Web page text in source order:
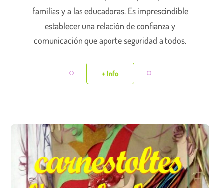
familias y a las educadoras. Es imprescindible
establecer una relación de confianza y
comunicación que aporte seguridad a todos.
+ Info